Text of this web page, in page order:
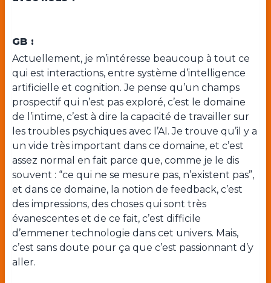
GB :
Actuellement, je m’intéresse beaucoup à tout ce
qui est interactions, entre système d’intelligence
artificielle et cognition. Je pense qu’un champs
prospectif qui n’est pas exploré, c’est le domaine
de l’intime, c’est à dire la capacité de travailler sur
les troubles psychiques avec l’AI. Je trouve qu’il y a
un vide très important dans ce domaine, et c’est
assez normal en fait parce que, comme je le dis
souvent : “ce qui ne se mesure pas, n’existent pas”,
et dans ce domaine, la notion de feedback, c’est
des impressions, des choses qui sont très
évanescentes et de ce fait, c’est difficile
d’emmener technologie dans cet univers. Mais,
c’est sans doute pour ça que c’est passionnant d’y
aller.